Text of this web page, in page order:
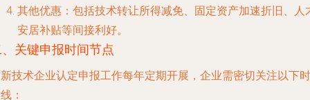
其他优惠 ：包括技术转让所得减免、固定资产加速折旧、人
安居补贴等间接利好。
关键申报时间节点
技术企业认定申报工作每年定期开展，企业需密切关注以下时
：